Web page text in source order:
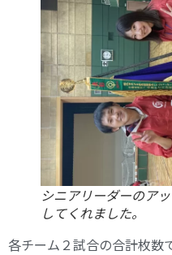
シニアリーダーのア
してくれました。
各チーム２試合の合計枚数